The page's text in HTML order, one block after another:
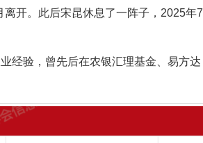
开。此后宋昆休息了一阵子，2025年7
经验，曾先后在农银汇理基金、易方达